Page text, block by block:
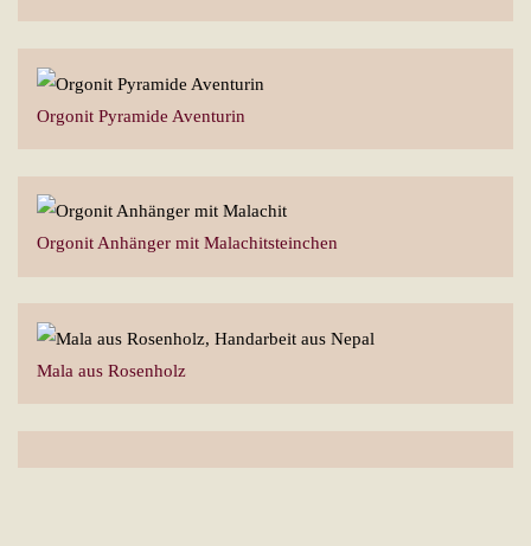
Orgonit Pyramide Aventurin
Orgonit Anhänger mit Malachitsteinchen
Mala aus Rosenholz